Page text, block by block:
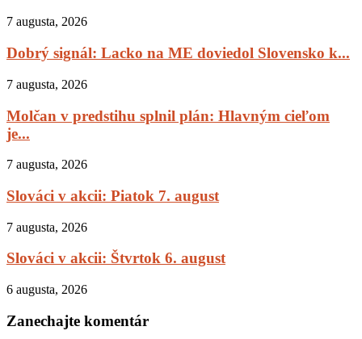
7 augusta, 2026
Dobrý signál: Lacko na ME doviedol Slovensko k...
7 augusta, 2026
Molčan v predstihu splnil plán: Hlavným cieľom
je...
7 augusta, 2026
Slováci v akcii: Piatok 7. august
7 augusta, 2026
Slováci v akcii: Štvrtok 6. august
6 augusta, 2026
Zanechajte komentár